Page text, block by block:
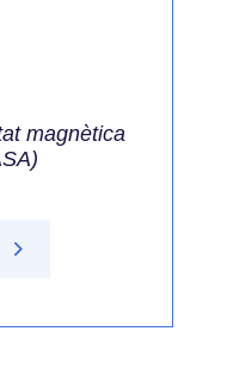
magnètica